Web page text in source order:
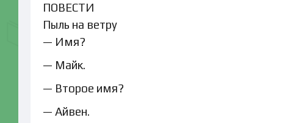
ПОВЕСТИ
Пыль на ветру
— Имя?
— Майк.
— Второе имя?
— Айвен.